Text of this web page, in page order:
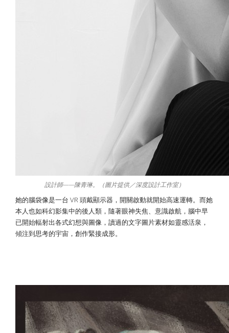
設計師——陳青琳。（圖片提供／深度設計工作室）
她的腦袋像是一台 VR 頭戴顯示器，開關啟動就開始高速運轉。而她
本人也如科幻影集中的後人類，隨著眼神失焦、意識啟航，腦中早
已開始輻射出各式幻想與圖像，讀過的文字圖片素材如靈感活泉，
傾注到思考的宇宙，創作緊接成形。